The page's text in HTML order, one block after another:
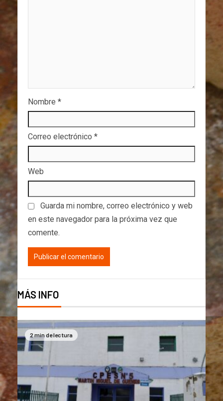
Nombre *
Correo electrónico *
Web
Guarda mi nombre, correo electrónico y web
en este navegador para la próxima vez que
comente.
MÁS INFO
2 min de lectura